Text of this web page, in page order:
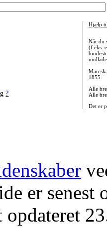
?
Hjælp til
Når du
(f.eks.
undlade
Man
1855.
Alle
Alle
Det er
er senest
opdateret